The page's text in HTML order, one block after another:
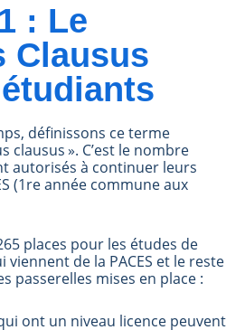
: Le
Clausus
définissons ce terme
clausus ». C’est le nombre
autorisés à continuer leurs
(1re année commune aux
places pour les études de
viennent de la PACES et le reste
passerelles mises en place :
ont un niveau licence peuvent